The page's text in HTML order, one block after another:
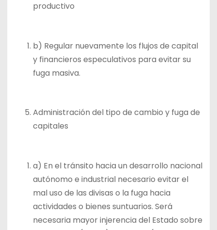
productivo
b) Regular nuevamente los flujos de capital
y financieros especulativos para evitar su
fuga masiva.
Administración del tipo de cambio y fuga de
capitales
a) En el tránsito hacia un desarrollo nacional
autónomo e industrial necesario evitar el
mal uso de las divisas o la fuga hacia
actividades o bienes suntuarios. Será
necesaria mayor injerencia del Estado sobre